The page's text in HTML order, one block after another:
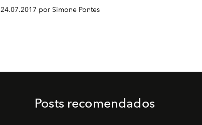
24.07.2017 por Simone Pontes
Posts recomendados